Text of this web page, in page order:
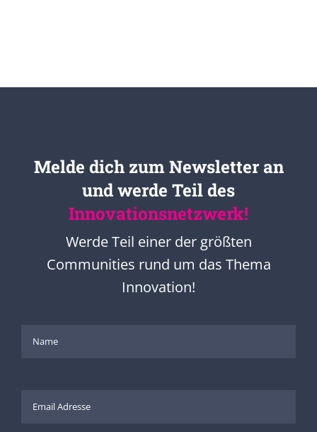
Melde dich zum Newsletter an
und werde Teil des
Innovationsnetzwerk!
Werde Teil einer der größten
Communities rund um das Thema
Innovation!